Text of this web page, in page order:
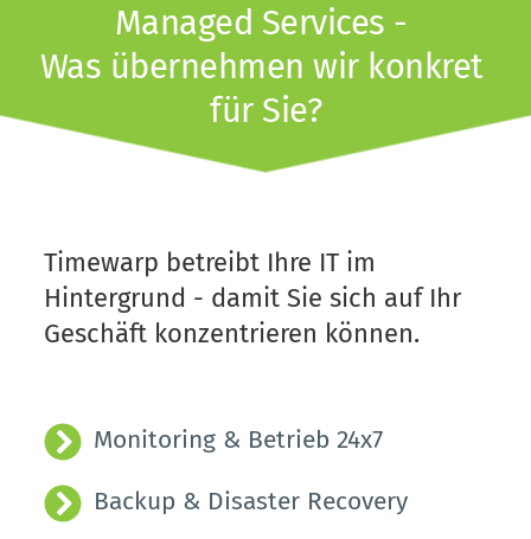
Managed Services -
Was übernehmen wir konkret
für Sie?
Timewarp betreibt Ihre IT im
Hintergrund - damit Sie sich auf Ihr
Geschäft konzentrieren können.
Monitoring & Betrieb 24x7
Backup & Disaster Recovery